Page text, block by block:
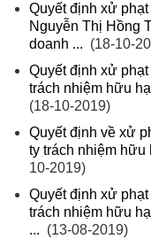
Quyết định xử
Nguyễn Thị Hồng
doanh ... (18-10-
Quyết định xử
trách nhiệm hữu
(18-10-2019)
Quyết định về xử
ty trách nhiệm hữu
10-2019)
Quyết định xử
trách nhiệm hữu
... (13-08-2019)